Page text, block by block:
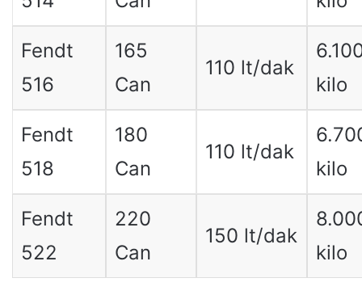
Fendt
516
165
Can
110 lt/dak
kilo
Fendt
518
180
Can
110 lt/dak
kilo
Fendt
522
220
Can
150 lt/dak
kilo